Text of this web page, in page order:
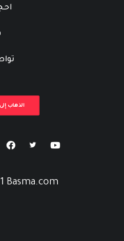
الذهاب
Basma.com